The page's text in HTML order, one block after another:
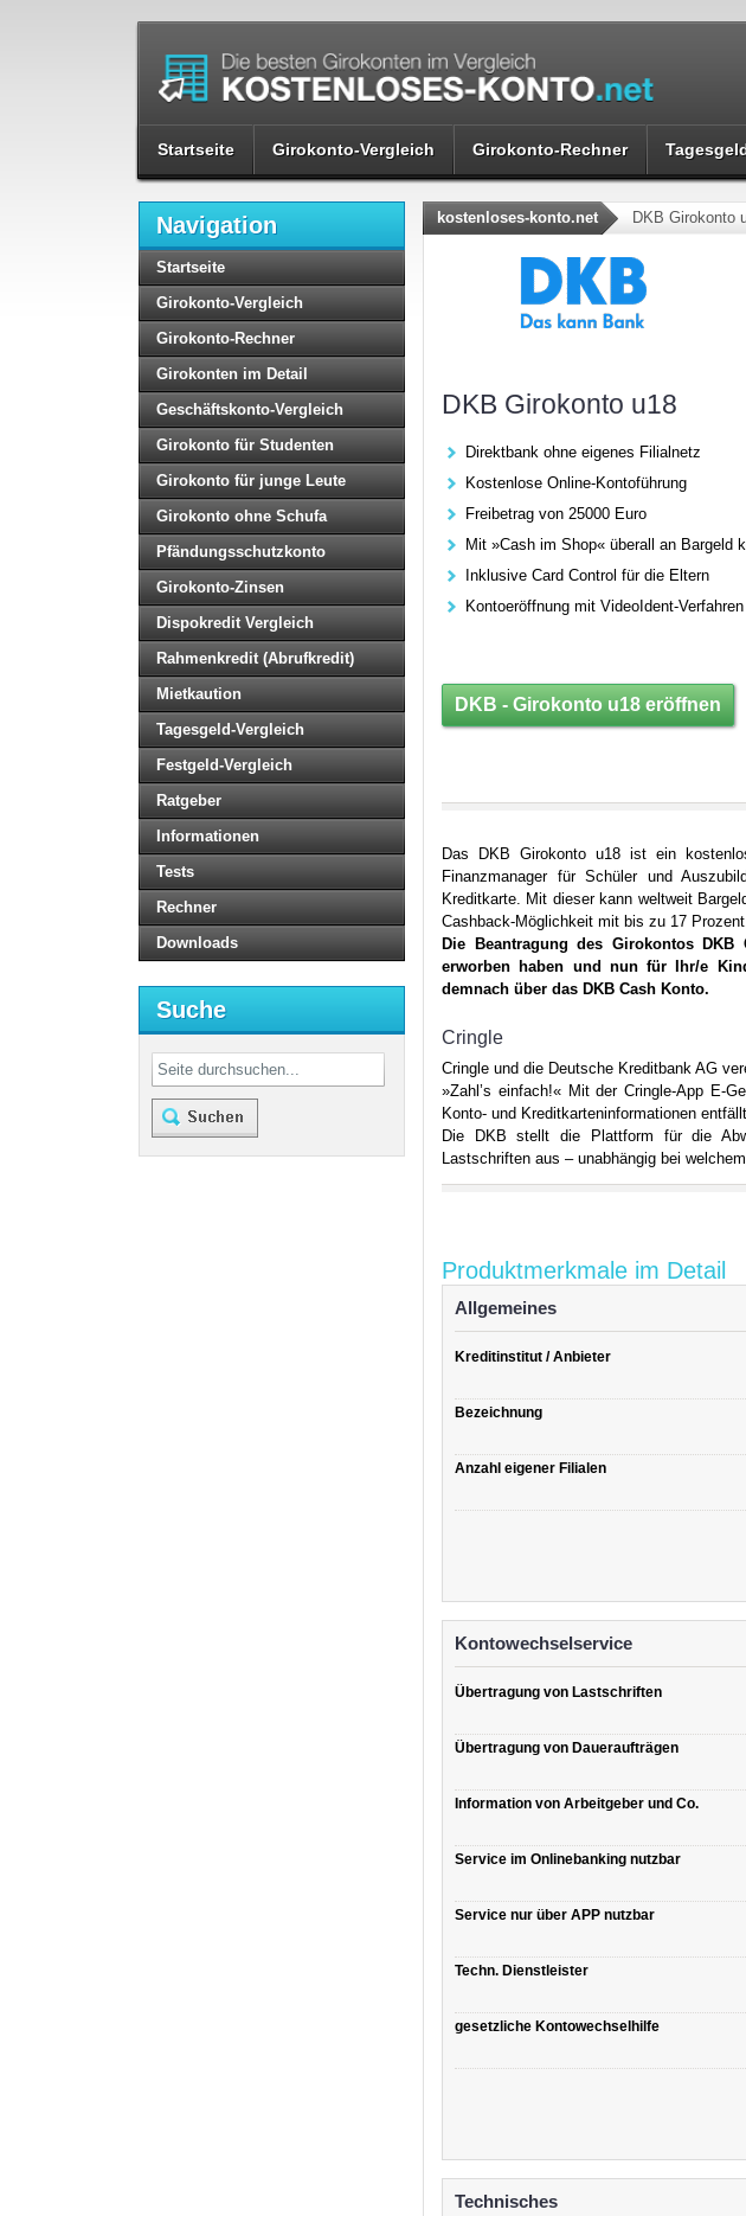
Startseite Girokonto-Vergleich Girokonto-Rechner
kostenloses-konto.net DKB Girokonto
DKB Girokonto u18
Direktbank ohne eigenes Filialnetz
Kostenlose Online-Kontoführung
Freibetrag von 25000 Euro
Mit »Cash im Shop« überall an Bargeld
Inklusive Card Control für die Eltern
Kontoeröffnung mit VideoIdent-
DKB - Girokonto u18 eröffnen
Das DKB Girokonto u18 ist ein
Finanzmanager für Schüler und
Kreditkarte. Mit dieser kann weltweit
Cashback-Möglichkeit mit bis zu 17
Die Beantragung des Girokontos
erworben haben und nun für Ihr/e
demnach über das DKB Cash Konto.
Cringle
Cringle und die Deutsche Kreditbank AG
»Zahl’s einfach!« Mit der Cringle-App E-
Konto- und Kreditkarteninformationen
Die DKB stellt die Plattform für die
Lastschriften aus – unabhängig bei
Produktmerkmale im Detail
Allgemeines
Kreditinstitut / Anbieter
Bezeichnung
Anzahl eigener Filialen
Kontowechselservice
Übertragung von Lastschriften
Übertragung von Daueraufträgen
Information von Arbeitgeber und Co.
Service im Onlinebanking nutzbar
Service nur über APP nutzbar
Techn. Dienstleister
gesetzliche Kontowechselhilfe
Technisches
Navigation
Startseite
Girokonto-Vergleich
Girokonto-Rechner
Girokonten im Detail
Geschäftskonto-Vergleich
Girokonto für Studenten
Girokonto für junge Leute
Girokonto ohne Schufa
Pfändungsschutzkonto
Girokonto-Zinsen
Dispokredit Vergleich
Rahmenkredit (Abrufkredit)
Mietkaution
Tagesgeld-Vergleich
Festgeld-Vergleich
Ratgeber
Informationen
Tests
Rechner
Downloads
Suche